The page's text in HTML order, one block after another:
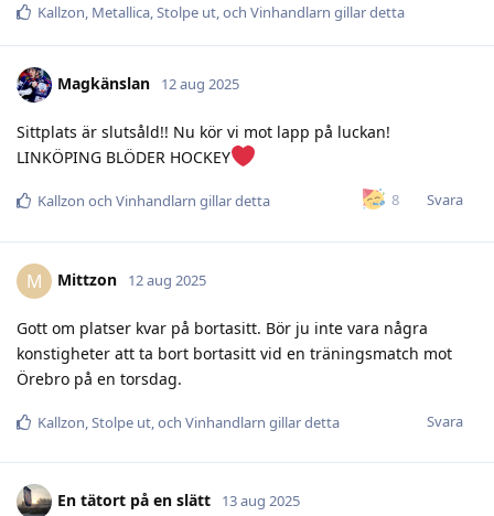
Kallzon, Metallica,Stolpe ut, och Vinhandlarn gillar detta
Magkänslan 12 aug 2025
Sittplats är slutsåld!! Nu kör vi mot lapp på luckan!
LINKÖPING BLÖDER HOCKEY
8 Svara
Kallzon och Vinhandlarn gillar detta
M Mittzon 12 aug 2025
Gott om platser kvar på bortasitt. Bör ju inte vara några
konstigheter att ta bort bortasitt vid en träningsmatch mot
Örebro på en torsdag.
Svara
Kallzon,Stolpe ut, och Vinhandlarn gillar detta
En tätort på en slätt 13 aug 2025